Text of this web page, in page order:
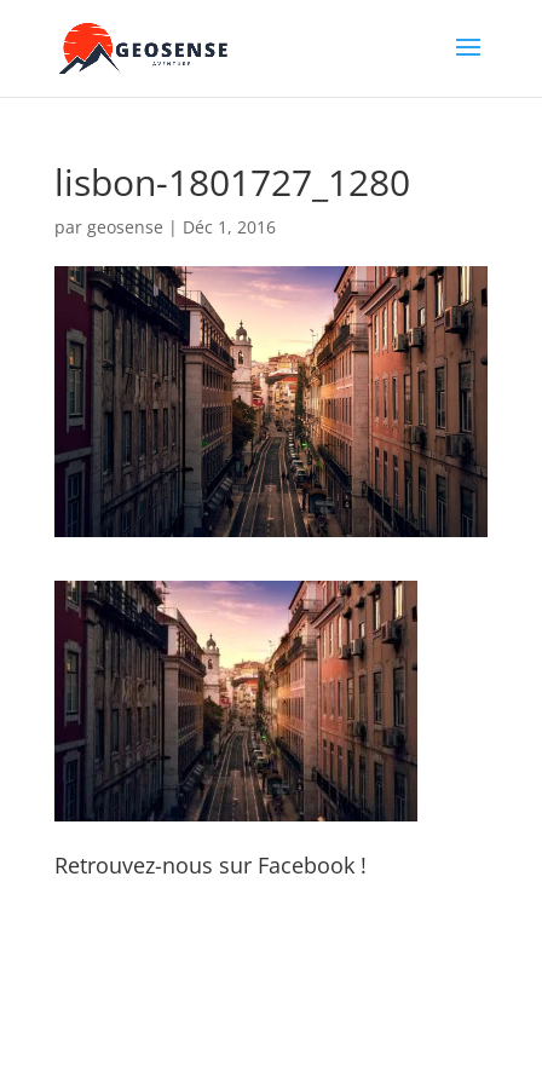
lisbon-1801727_1280
par geosense | Déc 1, 2016
Retrouvez-nous sur Facebook !